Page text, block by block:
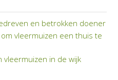
en betrokken doener
vleermuizen een thuis te
vleermuizen in de wijk